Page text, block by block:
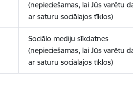
(nepieciešamas, lai Jūs varētu
ar saturu sociālajos tīklos)
Sociālo mediju sīkdatnes
(nepieciešamas, lai Jūs varētu
ar saturu sociālajos tīklos)